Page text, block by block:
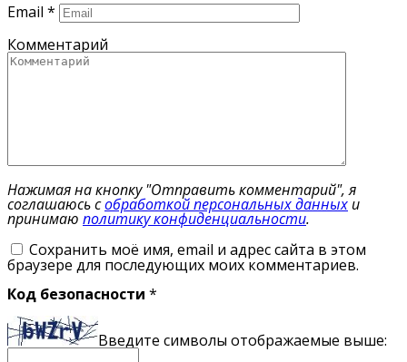
Email *
Комментарий
Нажимая на кнопку "Отправить комментарий", я
соглашаюсь собработкой персональных данных и
принимаю политику конфиденциальности.
Сохранить моё имя, email и адрес сайта в этом
браузере для последующих моих комментариев.
Код безопасности *
Введите символы отображаемые выше: